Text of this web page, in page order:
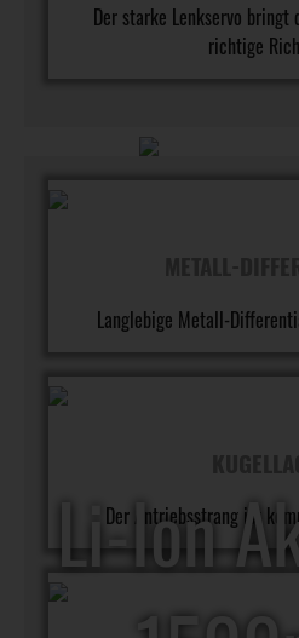
Der starke Lenkservo
richtige
mit
Langlebige Metall-
Der Antriebsstrang ist
Li-Ion